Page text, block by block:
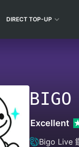
DIRECT TOP-UP
Excellent
Bigo Live